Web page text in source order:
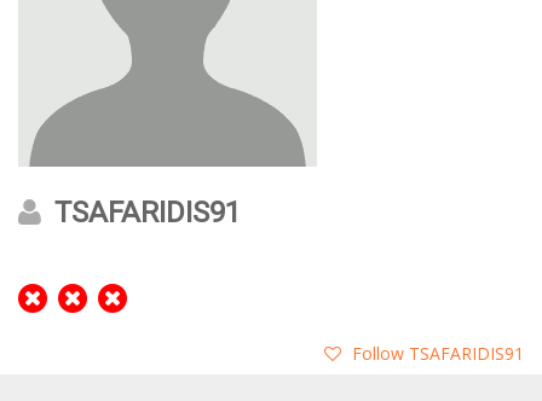
TSAFARIDIS91
Follow TSAFARIDIS91